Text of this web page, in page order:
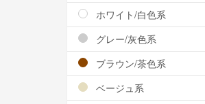
ホワイト/白色系
グレー/灰色系
ブラウン/茶色系
ベージュ系